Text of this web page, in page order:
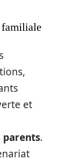
et
parents.